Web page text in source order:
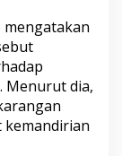
mengatakan
Menurut dia,